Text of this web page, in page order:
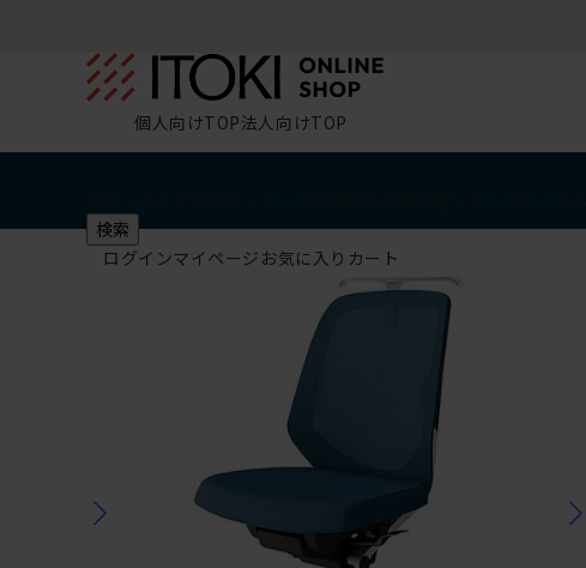
個人向けTOP法人向けTOP
検索
ログインマイページ お気に入り カート